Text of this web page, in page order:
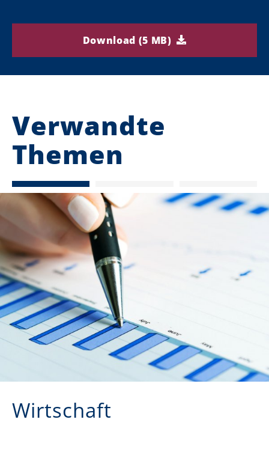
Download (5 MB)
Verwandte
Themen
Wirtschaft